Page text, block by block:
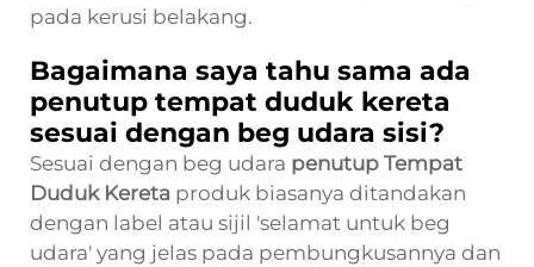
pada kerusi belakang.
Bagaimana saya tahu sama ada
penutup tempat duduk kereta
sesuai dengan beg udara sisi?
Sesuai dengan beg udara penutup Tempat
Duduk Kereta produk biasanya ditandakan
dengan label atau sijil 'selamat untuk beg
udara' yang jelas pada pembungkusannya dan